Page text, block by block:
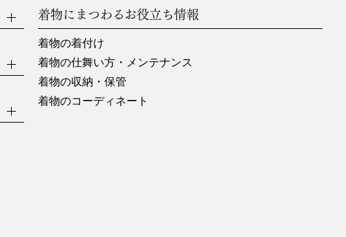
着物にまつわるお役立ち情報
着物の着付け
着物の仕舞い方・メンテナンス
着物の収納・保管
着物のコーディネート